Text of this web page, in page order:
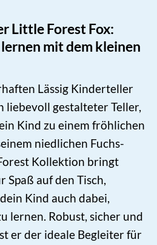
Little Forest Fox:
mit dem kleinen
Lässig Kinderteller
liebevoll gestalteter Teller,
Kind zu einem fröhlichen
niedlichen Fuchs-
Kollektion bringt
Spaß auf den Tisch,
Kind auch dabei,
lernen. Robust, sicher und
er der ideale Begleiter für